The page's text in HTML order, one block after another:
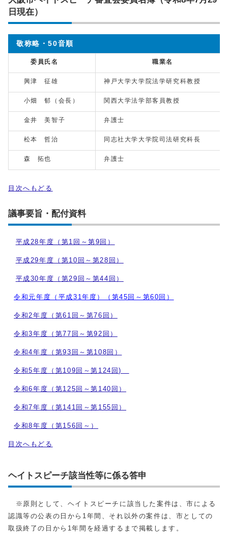
日現在）
敬称略・50音順
委員氏名 職業名
興津 征雄 神戸大学大学院法学研究科教授
小畑 郁（会長） 関西大学法学部客員教授
金井 美智子 弁護士
松本 哲治 同志社大学大学院司法研究科長
森 拓也 弁護士
目次へもどる
議事要旨・配付資料
平成28年度（第1回～第9回）
平成29年度（第10回～第28回）
平成30年度（第29回～第44回）
令和元年度（平成31年度）（第45回～第60回）
令和2年度（第61回～第76回）
令和3年度（第77回～第92回）
令和4年度（第93回～第108回）
令和5年度（第109回～第124回)
令和6年度（第125回～第140回）
令和7年度（第141回～第155回）
令和8年度（第156回～）
目次へもどる
ヘイトスピーチ該当性等に係る答申
※原則として、ヘイトスピーチに該当した案件は、市による
認識等の公表の日から1年間、それ以外の案件は、市としての
取扱終了の日から1年間を経過するまで掲載します。